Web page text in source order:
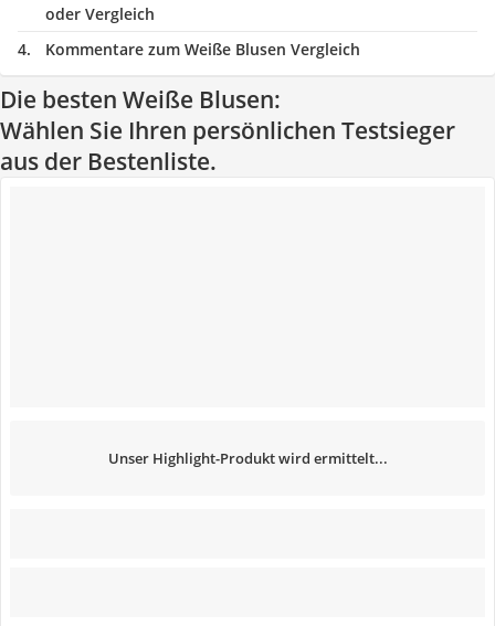
oder Vergleich
Kommentare zum Weiße Blusen Vergleich
Die besten Weiße Blusen:
Wählen Sie Ihren persönlichen Testsieger
aus der Bestenliste.
Unser Highlight-Produkt wird ermittelt...